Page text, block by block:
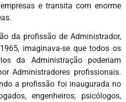
e transita com enorme
da profissão de Administrador,
imaginava-se que todos os
da Administração poderiam
Administradores profissionais.
a profissão foi inaugurada no
engenheiros, psicólogos,